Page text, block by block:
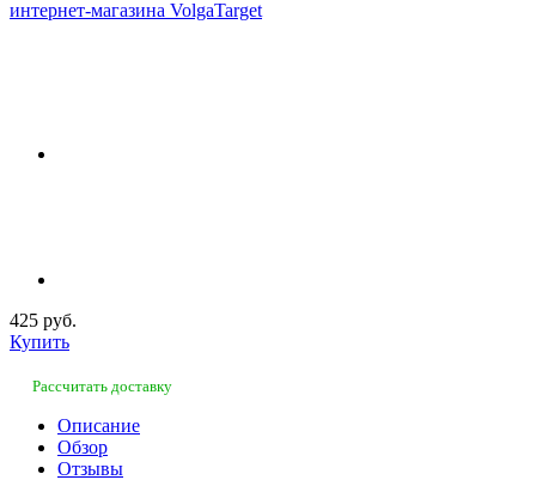
425 руб.
Купить
Рассчитать доставку
Описание
Обзор
Отзывы